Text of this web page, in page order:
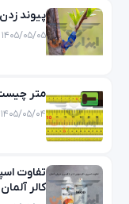
پیوند
۱۴۰۵/۰۵/۰۵
متر چیست
۱۴۰۵/۰۵/۰۴
تفاوت
کالر آلمان